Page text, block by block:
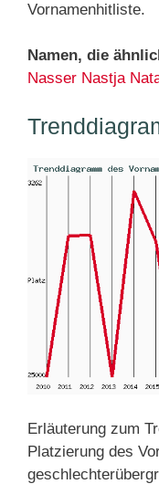
Vornamenhitliste.
Namen, die
Nasser Nastja
Erläuterung zum
Platzierung des